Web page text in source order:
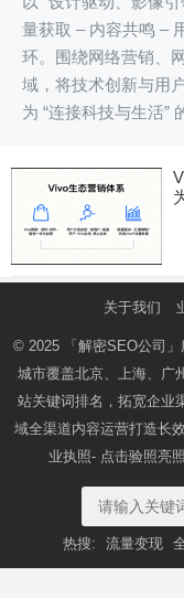
量获取 – 内容共鸣 –
环。围绕网络营销、
域，将技术创新与用
为 “连接科技与生活”
关于我们
© 2025 「解密SEO公司」
城市覆盖北京、上海、广
站关键词排名，拓宽企业
域全渠道内容运营打造长
业执照- 点击验照亮照
热搜: 流量变现